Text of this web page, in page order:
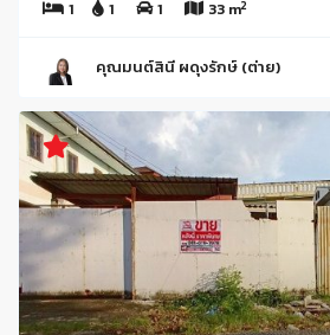
1 1 1 33 m2
คุณมนต์สินี ผดุงรักษ์ (ต่าย)